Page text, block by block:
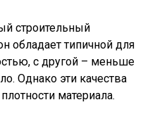
строительный
обладает типичной для
с другой – меньше
Однако эти качества
материала.